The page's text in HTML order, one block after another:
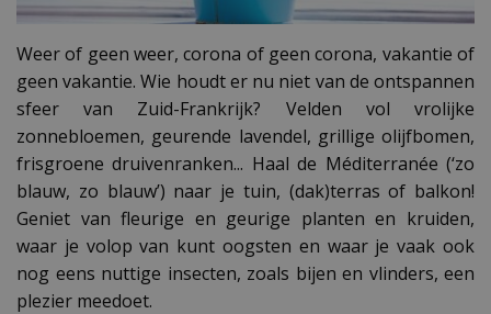
Weer of geen weer, corona of geen corona, vakantie of
geen vakantie. Wie houdt er nu niet van de ontspannen
sfeer van Zuid-Frankrijk? Velden vol vrolijke
zonnebloemen, geurende lavendel, grillige olijfbomen,
frisgroene druivenranken... Haal de Méditerranée (‘zo
blauw, zo blauw’) naar je tuin, (dak)terras of balkon!
Geniet van fleurige en geurige planten en kruiden,
waar je volop van kunt oogsten en waar je vaak ook
nog eens nuttige insecten, zoals bijen en vlinders, een
plezier meedoet.